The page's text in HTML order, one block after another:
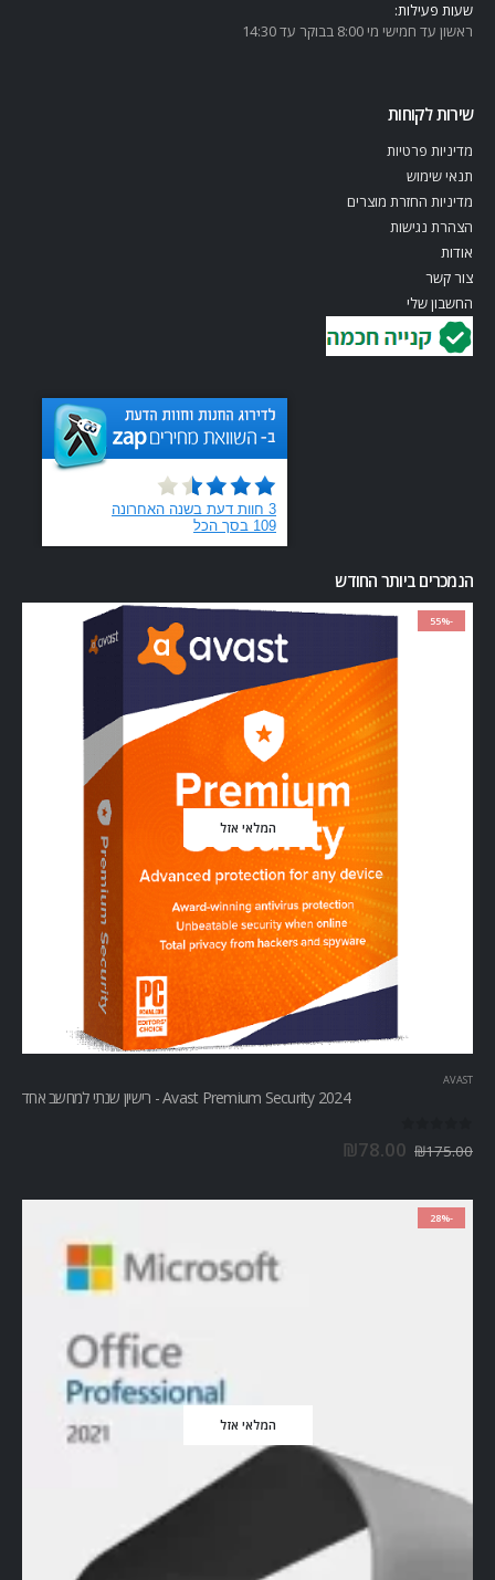
שעות פעילות:
ראשון עד חמישי מי 8:00 בבוקר עד 14:30
שירות לקוחות
מדיניות פרטיות
תנאי שימוש
מדיניות החזרת מוצרים
הצהרת נגישות
אודות
צור קשר
החשבון שלי
הנמכרים ביותר החודש
-55%
המלאי אזל
AVAST
Avast Premium Security 2024 - רישיון שנתי למחשב אחד
₪175.00
₪78.00
-28%
המלאי אזל